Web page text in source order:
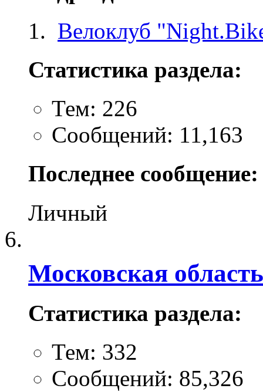
Велоклуб
Статистика раздела:
Тем: 226
Сообщений: 11,163
Последнее сообщение:
Личный
Московская область
Статистика раздела:
Тем: 332
Сообщений: 85,326